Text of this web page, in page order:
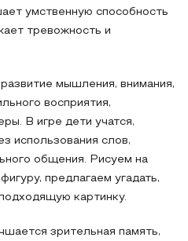
умственную способность
тревожность и
мышления, внимания,
восприятия,
В игре дети учатся,
использования слов,
общения. Рисуем на
предлагаем угадать,
картинку.
зрительная память,